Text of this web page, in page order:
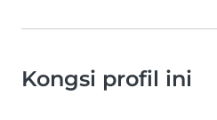
Kongsi profil ini